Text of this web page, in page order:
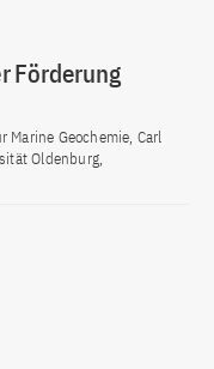
Förderung
Marine Geochemie, Carl
Oldenburg,